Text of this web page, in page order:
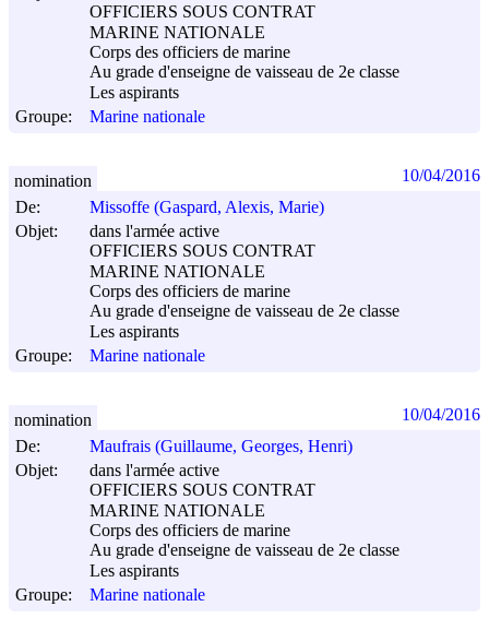
OFFICIERS SOUS CONTRAT
MARINE NATIONALE
Corps des officiers de marine
Au grade d'enseigne de vaisseau de 2e classe
Les aspirants
Groupe:
Marine nationale
De:
Missoffe (Gaspard, Alexis, Marie)
Objet:
dans l'armée active
OFFICIERS SOUS CONTRAT
MARINE NATIONALE
Corps des officiers de marine
Au grade d'enseigne de vaisseau de 2e classe
Les aspirants
Groupe:
Marine nationale
nomination 10/04/2016
De:
Maufrais (Guillaume, Georges, Henri)
Objet:
dans l'armée active
OFFICIERS SOUS CONTRAT
MARINE NATIONALE
Corps des officiers de marine
Au grade d'enseigne de vaisseau de 2e classe
Les aspirants
Groupe:
Marine nationale
nomination 10/04/2016